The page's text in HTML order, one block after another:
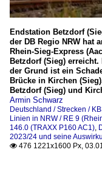
Endstation Betzdorf
der DB Regio NRW hat
Rhein-Sieg-Express
Betzdorf (Sieg)
der Grund ist ein
Brücke in Kirchen
Betzdorf (Sieg) und
Armin Schwarz
Deutschland / Strecken /
Linien in NRW / RE 9
146.0 (TRAXX P160 AC1),
2023/24 und seine
 476 1221x1600 Px,